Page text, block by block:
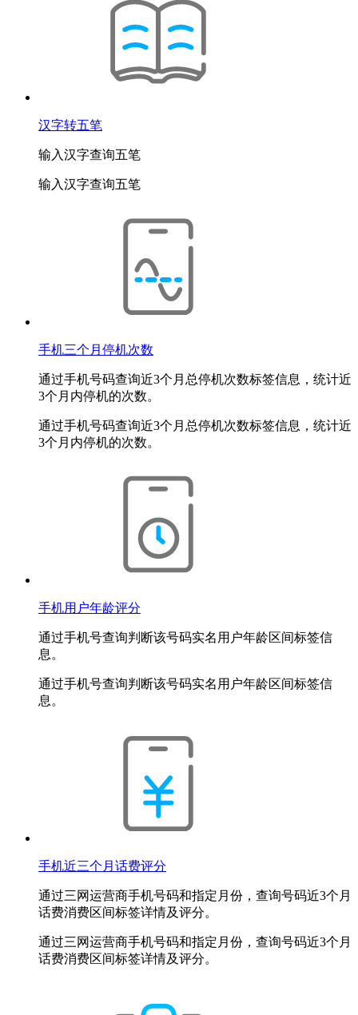
汉字转五笔
输入汉字查询五笔
输入汉字查询五笔
手机三个月停机次数
通过手机号码查询近3个月总停机次数标签信息，统计近
3个月内停机的次数。
通过手机号码查询近3个月总停机次数标签信息，统计近
3个月内停机的次数。
手机用户年龄评分
通过手机号查询判断该号码实名用户年龄区间标签信
息。
通过手机号查询判断该号码实名用户年龄区间标签信
息。
手机近三个月话费评分
通过三网运营商手机号码和指定月份，查询号码近3个月
话费消费区间标签详情及评分。
通过三网运营商手机号码和指定月份，查询号码近3个月
话费消费区间标签详情及评分。